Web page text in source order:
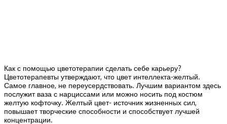
Как с помощью цветотерапии сделать себе карьеру?
Цветотерапевты утверждают, что цвет интеллекта-желтый.
Самое главное, не переусердствовать. Лучшим вариантом здесь
послужит ваза с нарциссами или можно носить под костюм
желтую кофточку. Желтый цвет- источник жизненных сил,
повышает творческие способности и способствует лучшей
концентрации.